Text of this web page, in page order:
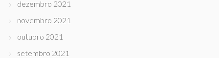
dezembro 2021
novembro 2021
outubro 2021
setembro 2021